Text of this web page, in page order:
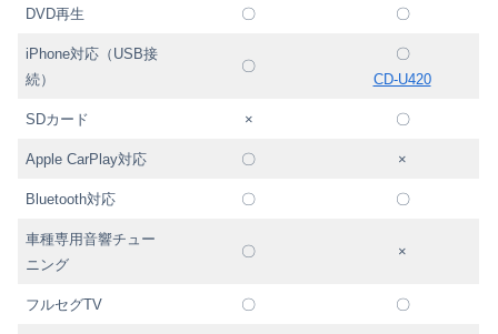
DVD再生 〇 〇
iPhone対応（USB接
続）
〇
〇
CD-U420
SDカード × 〇
Apple CarPlay対応 〇 ×
Bluetooth対応 〇 〇
車種専用音響チュー
ニング
〇 ×
フルセグTV 〇 〇